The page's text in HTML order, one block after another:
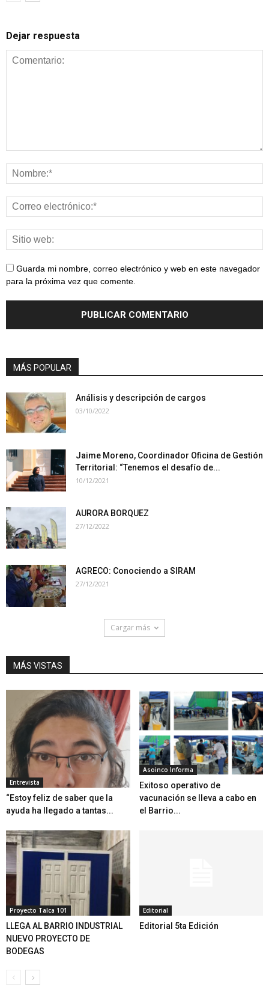
Dejar respuesta
Guarda mi nombre, correo electrónico y web en este navegador
para la próxima vez que comente.
MÁS POPULAR
Análisis y descripción de cargos
03/10/2022
Jaime Moreno, Coordinador Oficina de Gestión
Territorial: “Tenemos el desafío de...
10/12/2021
AURORA BORQUEZ
27/12/2022
AGRECO: Conociendo a SIRAM
27/12/2021
Cargar más
MÁS VISTAS
Entrevista
“Estoy feliz de saber que la
ayuda ha llegado a tantas...
Asoinco Informa
Exitoso operativo de
vacunación se lleva a cabo en
el Barrio...
Proyecto Talca 101
LLEGA AL BARRIO INDUSTRIAL
NUEVO PROYECTO DE
BODEGAS
Editorial
Editorial 5ta Edición